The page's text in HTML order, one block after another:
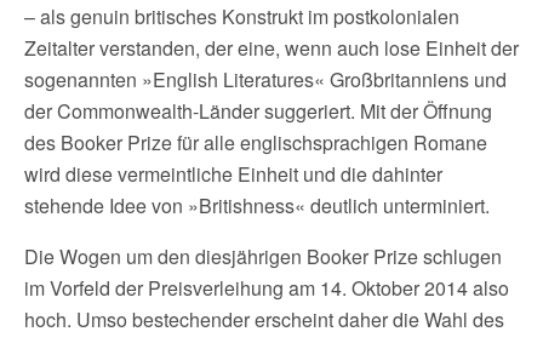
– als genuin britisches Konstrukt im postkolonialen
Zeitalter verstanden, der eine, wenn auch lose Einheit der
sogenannten »English Literatures« Großbritanniens und
der Commonwealth-Länder suggeriert. Mit der Öffnung
des Booker Prize für alle englischsprachigen Romane
wird diese vermeintliche Einheit und die dahinter
stehende Idee von »Britishness« deutlich unterminiert.
Die Wogen um den diesjährigen Booker Prize schlugen
im Vorfeld der Preisverleihung am 14. Oktober 2014 also
hoch. Umso bestechender erscheint daher die Wahl des